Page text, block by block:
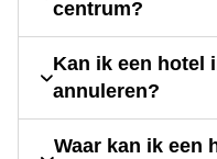
centrum?
Kan ik een hotel
annuleren?
Waar kan ik een